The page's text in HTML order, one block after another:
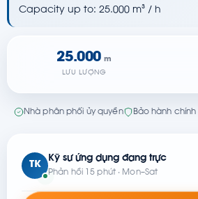
Capacity up to: 25.000 m³ / h
25.000 m
LƯU LƯỢNG
Nhà phân phối ủy quyền Bảo hành
TK
Kỹ sư ứng dụng đang trực
Phản hồi 15 phút · Mon–Sat